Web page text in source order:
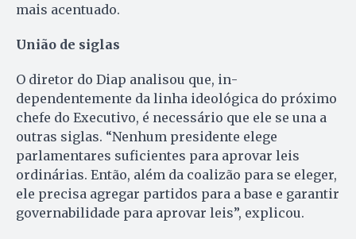
mais acentuado.
União de siglas
O diretor do Diap analisou que, in­
dependentemente da linha ideológica do próximo
chefe do Exe­cu­tivo, é necessário que ele se una a
outras siglas. “Nenhum presidente elege
parlamentares suficientes pa­ra aprovar leis
ordinárias. Então, além da coalizão para se eleger,
ele pre­cisa agregar partidos para a base e garantir
governabilidade pa­ra aprovar leis”, explicou.